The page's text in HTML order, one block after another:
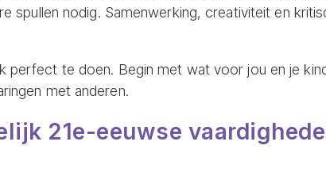
spullen nodig. Samenwerking, creativiteit en
perfect te doen. Begin met wat voor jou en je
met anderen.
21e-eeuwse